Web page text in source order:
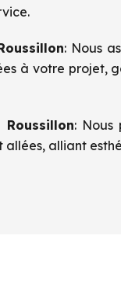
: Nous
à votre projet,
Roussillon: Nous
allées, alliant